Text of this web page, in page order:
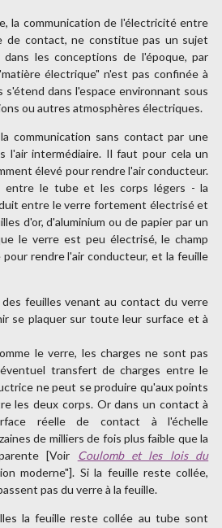
la communication de l'électricité entre
de contact, ne constitue pas un sujet
les conceptions de l'époque, par
électrique" n'est pas confinée à
s'étend dans l'espace environnant sous
ou autres atmosphères électriques.
communication sans contact par une
l'air intermédiaire. Il faut pour cela un
élevé pour rendre l'air conducteur.
entre le tube et les corps légers - la
entre le verre fortement électrisé et
d'or, d'aluminium ou de papier par un
le verre est peu électrisé, le champ
rendre l'air conducteur, et la feuille
feuilles venant au contact du verre
se plaquer sur toute leur surface et à
le verre, les charges ne sont pas
transfert de charges entre le
ne peut se produire qu'aux points
les deux corps. Or dans un contact à
réelle de contact à l'échelle
de milliers de fois plus faible que la
[Voir Coulomb et les lois du
moderne"]. Si la feuille reste collée,
pas du verre à la feuille.
la feuille reste collée au tube sont